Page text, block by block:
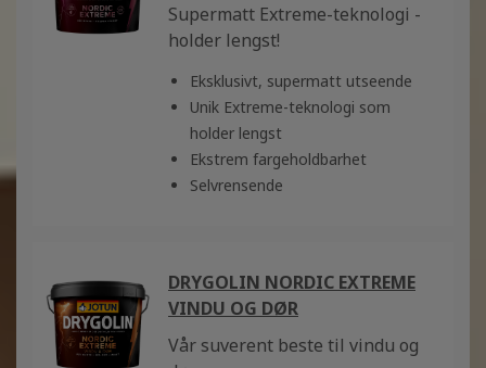
Supermatt Extreme-teknologi -
holder lengst!
Eksklusivt, supermatt utseende
Unik Extreme-teknologi som
holder lengst
Ekstrem fargeholdbarhet
Selvrensende
DRYGOLIN NORDIC EXTREME
VINDU OG DØR
Vår suverent beste til vindu og